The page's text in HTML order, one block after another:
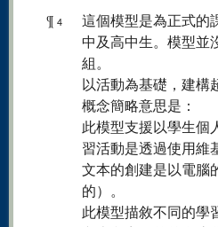
¶ 4
這個模型是為正式的
中及高中生。模型並
組。
以活動為基礎，建構
概念簡略意思是：
此模型支援以學生個
習活動是透過使用維
文本的創建是以電腦
的）。
此模型描敘不同的學